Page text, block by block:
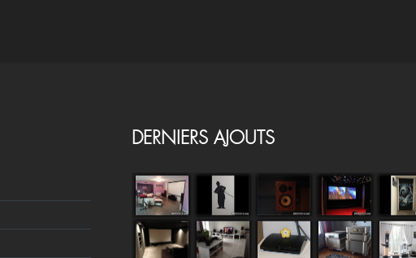
DERNIERS AJOUTS